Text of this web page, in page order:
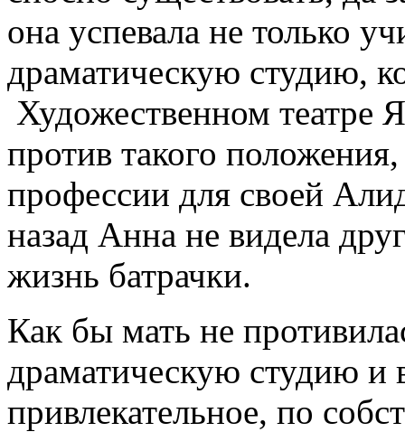
она успевала не только
драматическую студию,
Художественном театре
против такого
профессии для своей
назад Анна не видела
жизнь батрачки.
Как бы мать не
драматическую студию и
привлекательное, по